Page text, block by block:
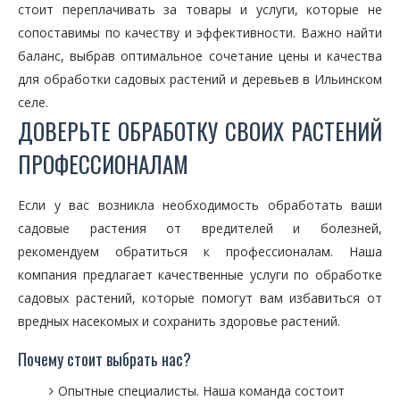
стоит переплачивать за товары и услуги, которые не
сопоставимы по качеству и эффективности. Важно найти
баланс, выбрав оптимальное сочетание цены и качества
для обработки садовых растений и деревьев в Ильинском
селе.
ДОВЕРЬТЕ ОБРАБОТКУ СВОИХ РАСТЕНИЙ
ПРОФЕССИОНАЛАМ
Если у вас возникла необходимость обработать ваши
садовые растения от вредителей и болезней,
рекомендуем обратиться к профессионалам. Наша
компания предлагает качественные услуги по обработке
садовых растений, которые помогут вам избавиться от
вредных насекомых и сохранить здоровье растений.
Почему стоит выбрать нас?
Опытные специалисты. Наша команда состоит